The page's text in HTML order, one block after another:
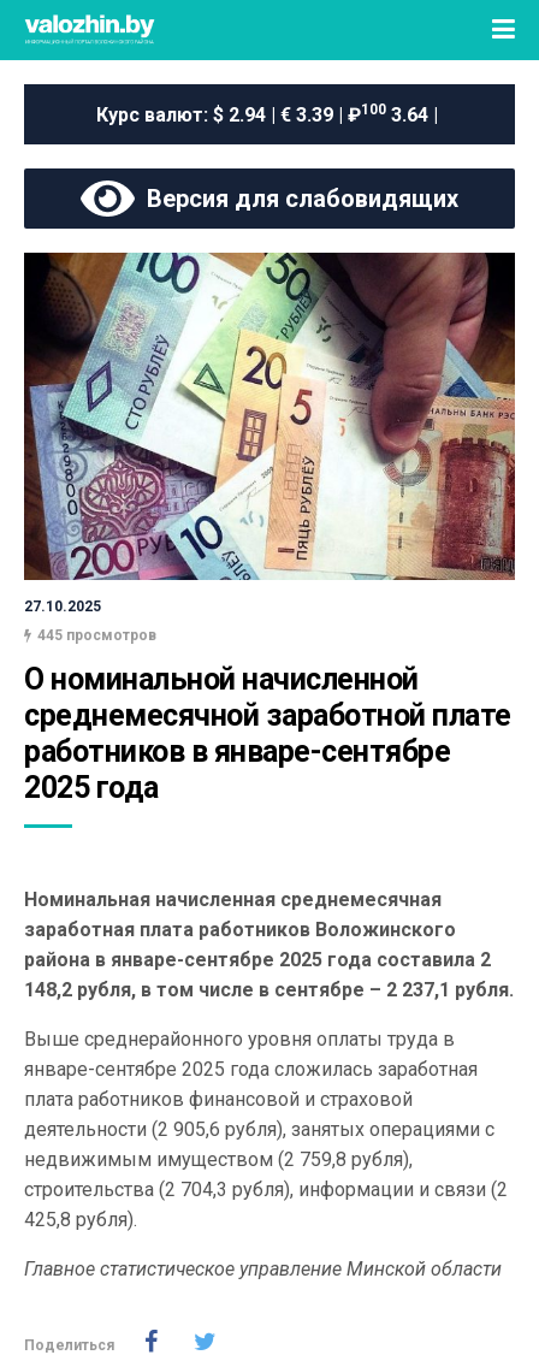
Курс валют: $ 2.94 | € 3.39 | ₽100 3.64 |
Версия для слабовидящих
27.10.2025
445 просмотров
О номинальной начисленной
среднемесячной заработной плате
работников в январе-сентябре
2025 года
Номинальная начисленная среднемесячная
заработная плата работников Воложинского
района в январе-сентябре 2025 года составила 2
148,2 рубля, в том числе в сентябре – 2 237,1 рубля.
Выше среднерайонного уровня оплаты труда в
январе-сентябре 2025 года сложилась заработная
плата работников финансовой и страховой
деятельности (2 905,6 рубля), занятых операциями с
недвижимым имуществом (2 759,8 рубля),
строительства (2 704,3 рубля), информации и связи (2
425,8 рубля).
Главное статистическое управление Минской области
Поделиться